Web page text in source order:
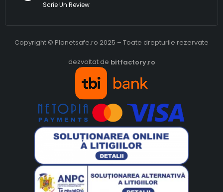
Scrie Un Review
Copyright © Planetsafe.ro 2025 – Toate drepturile rezervate
dezvoltat de bitfactory.ro